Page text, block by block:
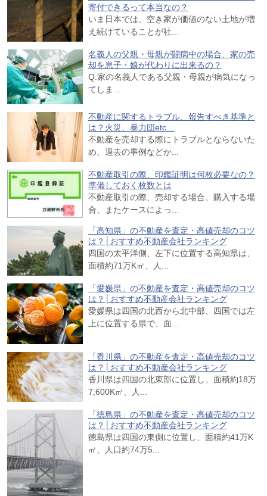
寄付できるって本当なの？
いま日本では、空き家が価値のない土地が増
え続けていることが社...
名義人の父親・母親が闘病中の場合、家の売
却を息子・娘が代わりに出来るの？
Q.家の名義人である父親・母親が病気になっ
てしま...
不動産に関するトラブル、報告すべき基準と
は？火災、暴力団etc…
不動産を売却する際にトラブルとならないた
め、過去の事例などか...
不動産取引の際、印鑑証明は何枚必要なの？
準備しておく枚数とは
不動産取引の際、売却する場合、購入する場
合、またケースによっ...
「高知県」の不動産を査定・高値売却のコツ
は？│おすすめ不動産会社ランキング
四国の太平洋側、左下に位置する高知県は、
面積約71万K㎡、人...
「愛媛県」の不動産を査定・高値売却のコツ
は？│おすすめ不動産会社ランキング
愛媛県は四国の北西から北中部、四国では左
上に位置する県で、面...
「香川県」の不動産を査定・高値売却のコツ
は？│おすすめ不動産会社ランキング
香川県は四国の北東部に位置し、面積約18万
7,600K㎡、人...
「徳島県」の不動産を査定・高値売却のコツ
は？│おすすめ不動産会社ランキング
徳島県は四国の東側に位置し、面積約41万K
㎡、人口約74万5...